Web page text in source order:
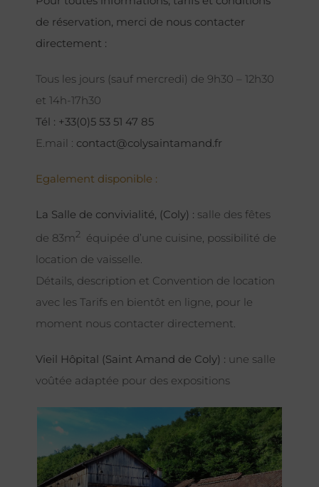
de réservation, merci de nous contacter
directement :
Tous les jours (sauf mercredi) de 9h30 – 12h30
et 14h-17h30
Tél : +33(0)5 53 51 47 85
E.mail : contact@colysaintamand.fr
Egalement disponible :
La Salle de convivialité, (Coly) : salle des fêtes
de 83m2 équipée d’une cuisine, possibilité de
location de vaisselle.
Détails, description et Convention de location
avec les Tarifs en bientôt en ligne, pour le
moment nous contacter directement.
Vieil Hôpital (Saint Amand de Coly) : une salle
voûtée adaptée pour des expositions